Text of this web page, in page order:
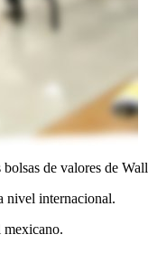
de valores de
nivel internacional.
mexicano.